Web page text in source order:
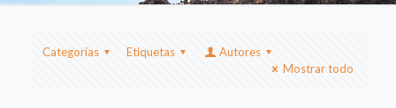
Categorias Etiquetas
Autores
Mostrar todo